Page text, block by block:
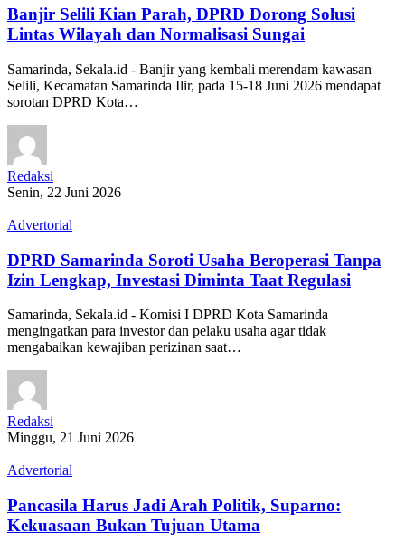
Banjir Selili Kian Parah, DPRD Dorong Solusi
Lintas Wilayah dan Normalisasi Sungai
Samarinda, Sekala.id - Banjir yang kembali merendam kawasan
Selili, Kecamatan Samarinda Ilir, pada 15-18 Juni 2026 mendapat
sorotan DPRD Kota…
Redaksi
Senin, 22 Juni 2026
Advertorial
DPRD Samarinda Soroti Usaha Beroperasi Tanpa
Izin Lengkap, Investasi Diminta Taat Regulasi
Samarinda, Sekala.id - Komisi I DPRD Kota Samarinda
mengingatkan para investor dan pelaku usaha agar tidak
mengabaikan kewajiban perizinan saat…
Redaksi
Minggu, 21 Juni 2026
Advertorial
Pancasila Harus Jadi Arah Politik, Suparno:
Kekuasaan Bukan Tujuan Utama